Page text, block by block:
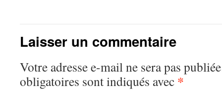
Laisser un commentaire
Votre adresse e-mail ne sera pas
obligatoires sont indiqués avec *